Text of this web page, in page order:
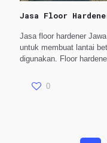
Jasa Floor
Jasa floor hardener
untuk membuat lantai
digunakan. Floor
0